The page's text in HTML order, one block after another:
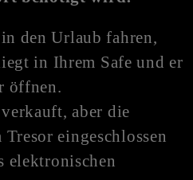
den Urlaub fahren,
in Ihrem Safe und er
öffnen.
aber die
eingeschlossen
elektronischen